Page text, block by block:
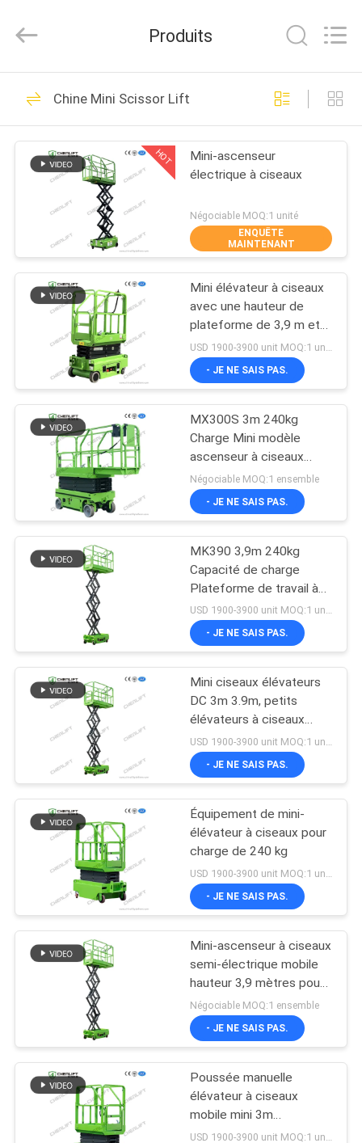
MAISON
PRODUITS
PROPOS
VISITE
DE
L'USINE
CONTRÔLE
LA
QUALITÉ
CONTACTER
NOUVELLES
DEMANDEZ
UN DEVIS
PLAN
POLITIQUE
CONFIDENTIALITÉ
MACHINERY
Rights
Plate-forme de
levage hydraulique
115
nacelle à ciseaux
automotrice
54
Ascenseur mobile
de ciseaux
Mini Scissor Lift
26
Plateforme de
levage verticale
37
Plate-forme de
travail aérien
108
Produits
Chine Mini Scissor Lift
HOT
Mini-ascenseur
électrique à ciseaux
Négociable MOQ:1 unité
ENQUÊTE
MAINTENANT
Mini élévateur à ciseaux
avec une hauteur de
plateforme de 3,9 m et
une charge de 240 kg
- JE NE SAIS PAS.
MX300S 3m 240kg
Charge Mini modèle
ascenseur à ciseaux
autopropulsé avec roue
de tour hydraulique
Négociable MOQ:1 ensemble
- JE NE SAIS PAS.
MK390 3,9m 240kg
Capacité de charge
Plateforme de travail à
ciseaux Mini type
ascenseur à ciseaux
mobile
USD 1900-3900 unit MOQ:1 unité
- JE NE SAIS PAS.
Mini ciseaux élévateurs
DC 3m 3.9m, petits
élévateurs à ciseaux
électriques CE
USD 1900-3900 unit MOQ:1 unité
- JE NE SAIS PAS.
Équipement de mini-
élévateur à ciseaux pour
charge de 240 kg
- JE NE SAIS PAS.
Mini-ascenseur à ciseaux
semi-électrique mobile
hauteur 3,9 mètres pour
entrepôt
Négociable MOQ:1 ensemble
- JE NE SAIS PAS.
Poussée manuelle
élévateur à ciseaux
mobile mini 3m
Plateforme hauteur 240